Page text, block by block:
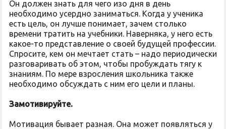
Он должен знать для чего изо дня в день
необходимо усердно заниматься. Когда у ученика
есть цель, он лучше понимает, зачем столько
времени тратить на учебники. Наверняка, у него есть
какое-то представление о своей будущей профессии.
Спросите, кем он мечтает стать – надо периодически
разговаривать об этом, чтобы пробуждать тягу к
знаниям. По мере взросления школьника также
необходимо обсуждать с ним его цели и планы.
Замотивируйте.
Мотивация бывает разная. Она может появляться у